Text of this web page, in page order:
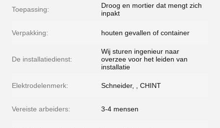
Toepassing:
Droog en mortier dat mengt zich
inpakt
Verpakking: houten gevallen of container
De installatiedienst:
Wij sturen ingenieur naar
overzee voor het leiden van
installatie
Elektrodelenmerk: Schneider, , CHINT
Vereiste arbeiders: 3-4 mensen